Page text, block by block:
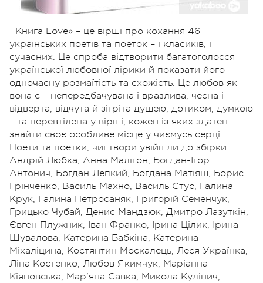
Книга Love» – це вірші про кохання 46
українських поетів та поеток – і класиків, і
сучасних. Це спроба відтворити багатоголосся
української любовної лірики й показати його
одночасну розмаїтість та схожість. Це любов як
вона є – непередбачувана і вразлива, чесна і
відверта, відчута й зігріта душею, дотиком, думкою
– та перевтілена у вірші, кожен із яких здатен
знайти своє особливе місце у чиємусь серці.
Поети та поетки, чиї твори увійшли до збірки:
Андрій Любка, Анна Малігон, Богдан-Ігор
Антонич, Богдан Лепкий, Богдана Матіяш, Борис
Грінченко, Василь Махно, Василь Стус, Галина
Крук, Галина Петросаняк, Григорій Семенчук,
Грицько Чубай, Денис Мандзюк, Дмитро Лазуткін,
Євген Плужник, Іван Франко, Ірина Цілик, Ірина
Шувалова, Катерина Бабкіна, Катерина
Міхаліцина, Костянтин Москалець, Леся Українка,
Ліна Костенко, Любов Якимчук, Маріанна
Кіяновська, Мар’яна Савка, Микола Кулінич,